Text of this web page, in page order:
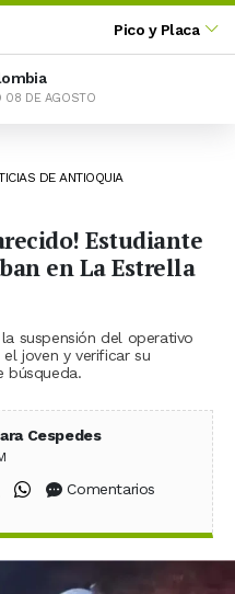
Pico y Placa
08 DE AGOSTO
DE ANTIOQUIA
Estudiante
en La Estrella
suspensión del operativo
joven y verificar su
búsqueda.
Cespedes
en Facebook
en X (Twitter)
Compartir en WhatsApp
Comentarios